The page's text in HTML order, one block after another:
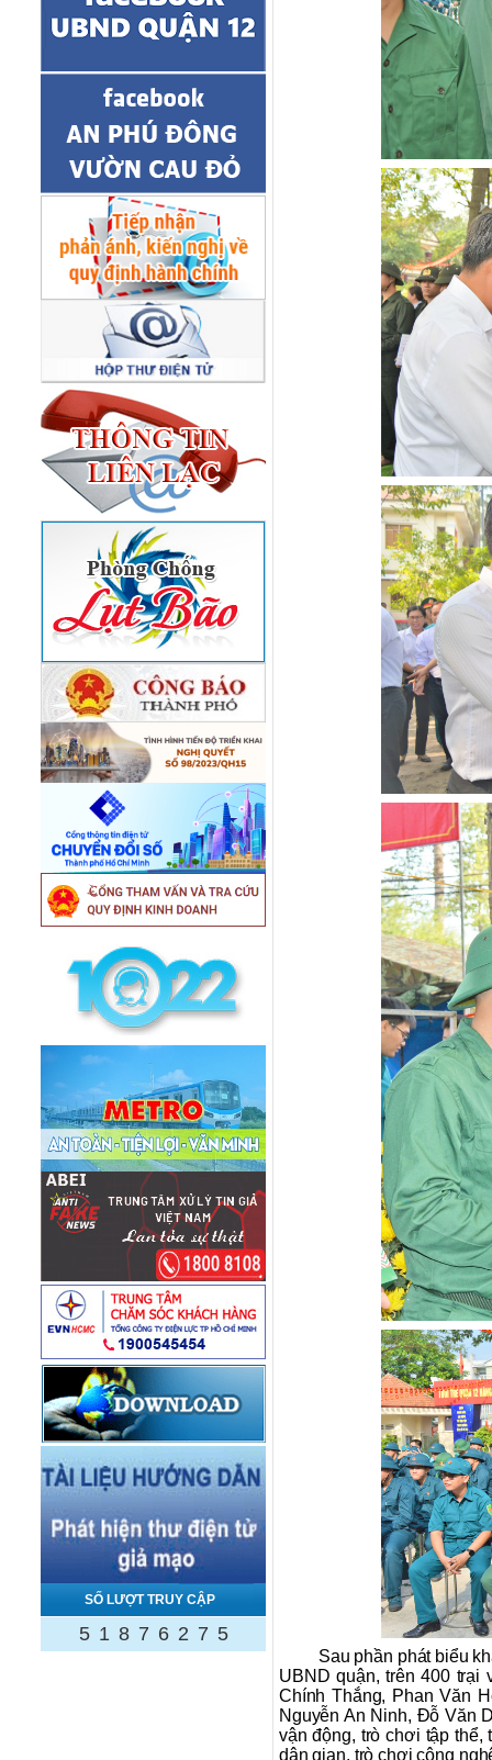
SỐ LƯỢT TRUY CẬP
5 1 8 7 6 2 7 5
Sau phần phát biểu
UBND quận, trên 400 trại
Chính Thắng, Phan Văn
Nguyễn An Ninh, Đỗ Văn
vận động, trò chơi tập
dân gian, trò chơi công